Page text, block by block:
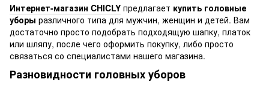
Интернет-магазин CHICLY предлагает купить головные
уборы различного типа для мужчин, женщин и детей. Вам
достаточно просто подобрать подходящую шапку, платок
или шляпу, после чего оформить покупку, либо просто
связаться со специалистами нашего магазина.
Разновидности головных уборов